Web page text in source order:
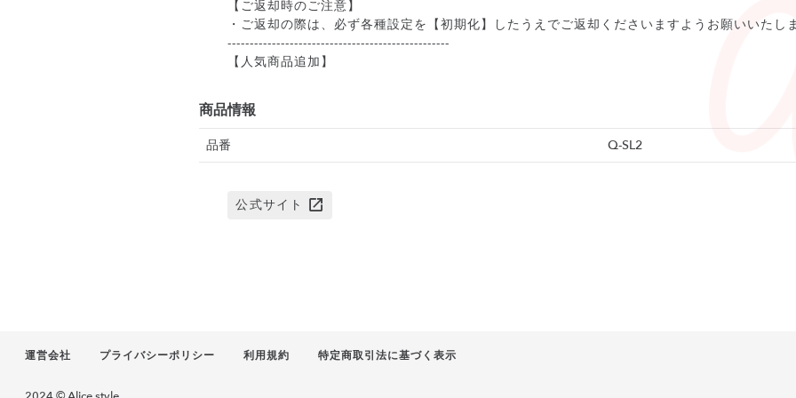
【ご返却時のご注意】
・ご返却の際は、必ず各種設定を【初期化】したうえでご返却くださいますようお願いいたし
--------------------------------------------------
【人気商品追加】
商品情報
品番 Q-SL2
公式サイト
運営会社 プライバシーポリシー 利用規約 特定商取引法に基づく表示